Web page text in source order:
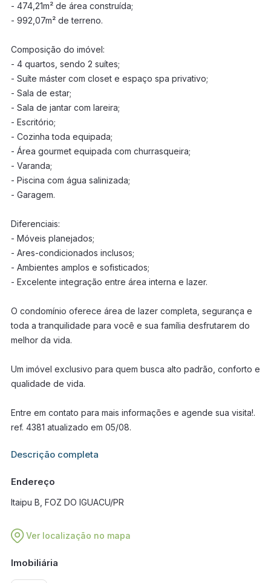
- 474,21m² de área construída;
- 992,07m² de terreno.
Composição do imóvel:
- 4 quartos, sendo 2 suítes;
- Suíte máster com closet e espaço spa privativo;
- Sala de estar;
- Sala de jantar com lareira;
- Escritório;
- Cozinha toda equipada;
- Área gourmet equipada com churrasqueira;
- Varanda;
- Piscina com água salinizada;
- Garagem.
Diferenciais:
- Móveis planejados;
- Ares-condicionados inclusos;
- Ambientes amplos e sofisticados;
- Excelente integração entre área interna e lazer.
O condomínio oferece área de lazer completa, segurança e
toda a tranquilidade para você e sua família desfrutarem do
melhor da vida.
Um imóvel exclusivo para quem busca alto padrão, conforto e
qualidade de vida.
Entre em contato para mais informações e agende sua visita!.
ref. 4381 atualizado em 05/08.
Informações adicionais sobre este imóvel estarão disponíveis
Descrição completa
Endereço
Itaipu B, FOZ DO IGUACU/PR
Ver localização no mapa
Imobiliária